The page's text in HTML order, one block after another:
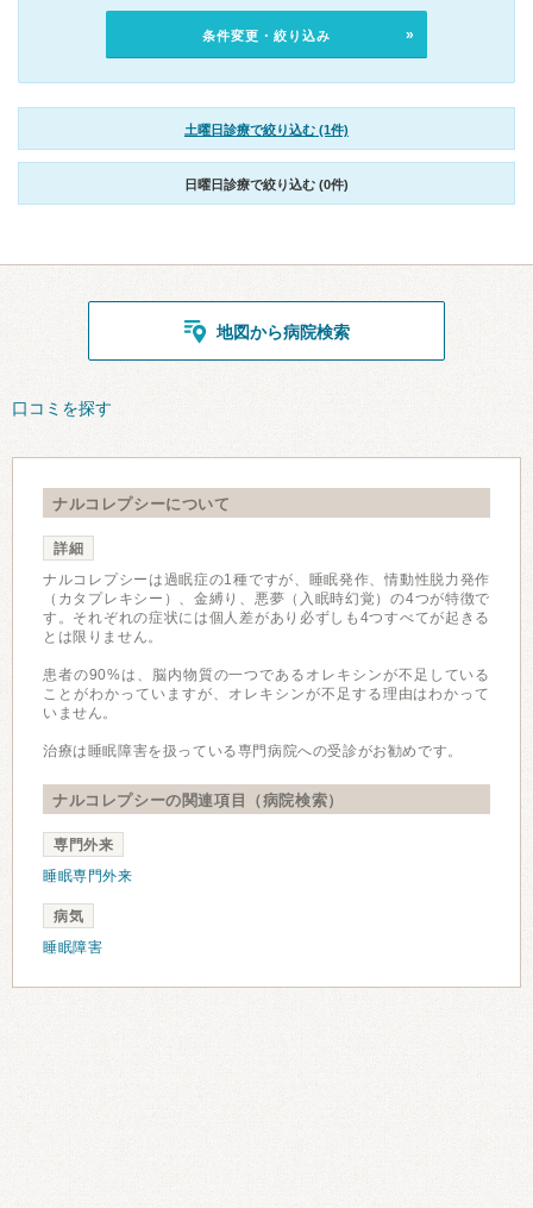
条件変更・絞り込み
土曜日診療で絞り込む (1件)
日曜日診療で絞り込む (0件)
地図から病院検索
口コミを探す
ナルコレプシーについて
詳細
ナルコレプシーは過眠症の1種ですが、睡眠発作、情動性脱力発作
（カタプレキシー）、金縛り、悪夢（入眠時幻覚）の4つが特徴で
す。それぞれの症状には個人差があり必ずしも4つすべてが起きる
とは限りません。
患者の90%は、脳内物質の一つであるオレキシンが不足している
ことがわかっていますが、オレキシンが不足する理由はわかって
いません。
治療は睡眠障害を扱っている専門病院への受診がお勧めです。
ナルコレプシーの関連項目（病院検索）
専門外来
睡眠専門外来
病気
睡眠障害